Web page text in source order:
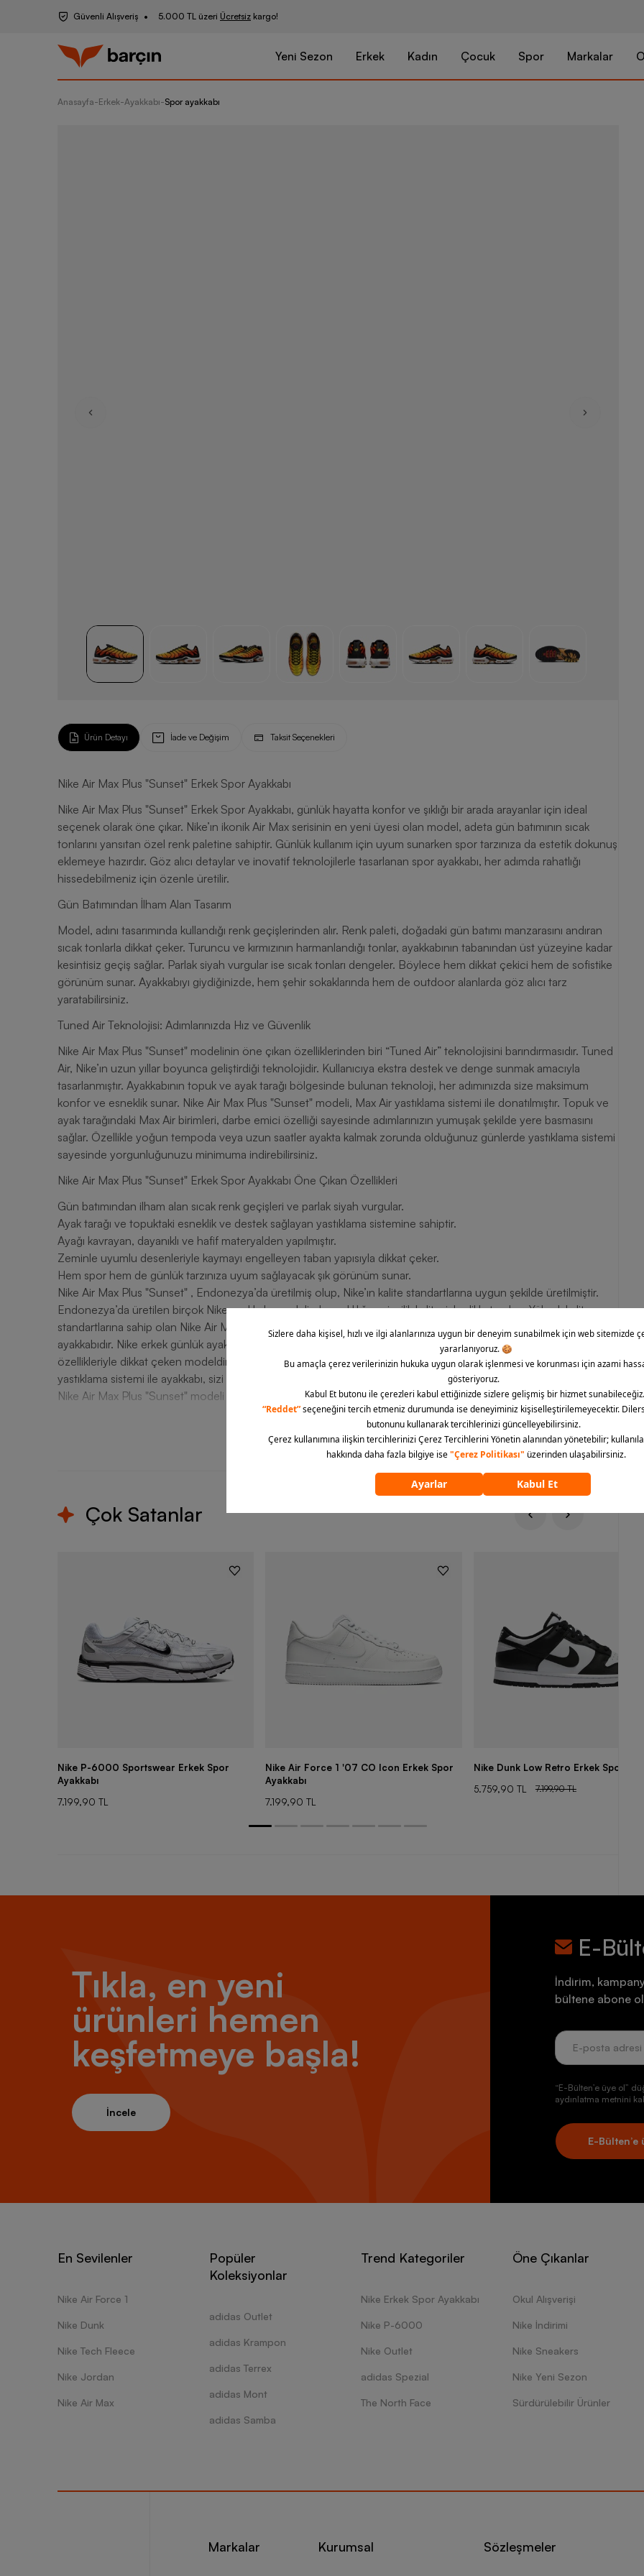
Güvenli Alışveriş 5.000 TL üzeri Ücretsiz kargo!
Yeni Sezon Erkek Kadın Çocuk Spor Markalar
Anasayfa-Erkek-Ayakkabı-Spor ayakkabı
Nike Air
Ürün Detayı İade ve Değişim Taksit Seçenekleri
Nike Air Max Plus "Sunset" Erkek Spor Ayakkabı
Nike Air Max Plus "Sunset" Erkek Spor Ayakkabı, günlük hayatta konfor ve şıklığı bir arada arayanlar için ideal
seçenek olarak öne çıkar. Nike’ın ikonik Air Max serisinin en yeni üyesi olan model, adeta gün batımının sıcak
tonlarını yansıtan özel renk paletine sahiptir. Günlük kullanım için uyum sunarken spor tarzınıza da estetik dokunuş
eklemeye hazırdır. Göz alıcı detaylar ve inovatif teknolojilerle tasarlanan spor ayakkabı, her adımda rahatlığı
hissedebilmeniz için özenle üretilir.
Gün Batımından İlham Alan Tasarım
Model, adını tasarımında kullandığı renk geçişlerinden alır. Renk paleti, doğadaki gün batımı manzarasını andıran
sıcak tonlarla dikkat çeker. Turuncu ve kırmızının harmanlandığı tonlar, ayakkabının tabanından üst yüzeyine kadar
kesintisiz geçiş sağlar. Parlak siyah vurgular ise sıcak tonları dengeler. Böylece hem dikkat çekici hem de sofistike
görünüm sunar. Ayakkabıyı giydiğinizde, hem şehir sokaklarında hem de outdoor alanlarda göz alıcı tarz
yaratabilirsiniz.
Tuned Air Teknolojisi: Adımlarınızda Hız ve Güvenlik
Nike Air Max Plus "Sunset" modelinin öne çıkan özelliklerinden biri “Tuned Air” teknolojisini barındırmasıdır. Tuned
Air, Nike’ın uzun yıllar boyunca geliştirdiği teknolojidir. Kullanıcıya ekstra destek ve denge sunmak amacıyla
tasarlanmıştır. Ayakkabının topuk ve ayak tarağı bölgesinde bulunan teknoloji, her adımınızda size maksimum
konfor ve esneklik sunar. Nike Air Max Plus "Sunset" modeli, Max Air yastıklama sistemi ile donatılmıştır. Topuk ve
ayak tarağındaki Max Air birimleri, darbe emici özelliği sayesinde adımlarınızın yumuşak şekilde yere basmasını
sağlar. Özellikle yoğun tempoda veya uzun saatler ayakta kalmak zorunda olduğunuz günlerde yastıklama sistemi
sayesinde yorgunluğunuzu minimuma indirebilirsiniz.
Nike Air Max Plus "Sunset" Erkek Spor Ayakkabı Öne Çıkan Özellikleri
Gün batımından ilham alan sıcak renk geçişleri ve parlak siyah vurgular.
Ayak tarağı ve topuktaki esneklik ve destek sağlayan yastıklama sistemine sahiptir.
Ayağı kavrayan, dayanıklı ve hafif materyalden yapılmıştır.
Zeminle uyumlu desenleriyle kaymayı engelleyen taban yapısıyla dikkat çeker.
Hem spor hem de günlük tarzınıza uyum sağlayacak şık görünüm sunar.
Nike Air Max Plus "Sunset" , Endonezya’da üretilmiş olup, Nike’ın kalite standartlarına uygun şekilde üretilmiştir.
Endonezya’da üretilen birçok Nike ayakkabı modeli, dayanıklılığı ve işçilik kalitesiyle dikkat çeker. Yüksek kalite
standartlarına sahip olan Nike Air Max Plus "Sunset" yıllarca tarzınızdan ödün vermeden kullanabileceğiniz
ayakkabıdır. Nike erkek günlük ayakkabı modeli, hem estetik tasarımıyla hem de sunduğu üstün konfor
özellikleriyle dikkat çeken modeldir. Gün batımından ilham alan renk paleti, Tuned Air teknolojisi ve Max Air
yastıklama sistemi ile ayakkabı, sizi gün boyu desteklemeye hazırdır. Barcin.com kalitesi ile sahip olabileceğiniz
Nike Air Max Plus "Sunset" modeli ile her adımda rahatlığı ve tarzı bir arada yaşayabilirsiniz.
Tümünü göster
Çok Satanlar
Nike P-6000 Sportswear Erkek Spor
Ayakkabı
7.199,90 TL
Nike Air Force 1 '07 CO Icon Erkek Spor
Ayakkabı
7.199,90 TL
Nike Dunk Low Retro Erkek Spor
5.759,90 TL
7.199,90 TL
Tıkla, en yeni
ürünleri hemen
keşfetmeye başla!
İncele
E-
İndirim,
bültene abone
“E-Bülten’e üye ol”
aydınlatma metnini
E-Bülten’e
En Sevilenler
Nike Air Force 1
Nike Dunk
Nike Tech Fleece
Nike Jordan
Nike Air Max
Popüler
Koleksiyonlar
adidas Outlet
adidas Krampon
adidas Terrex
adidas Mont
adidas Samba
Trend Kategoriler
Nike Erkek Spor Ayakkabı
Nike P-6000
Nike Outlet
adidas Spezial
The North Face
Öne Çıkanlar
Okul Alışverişi
Nike İndirimi
Nike Sneakers
Nike Yeni Sezon
Sürdürülebilir Ürünler
Markalar Kurumsal Sözleşmeler